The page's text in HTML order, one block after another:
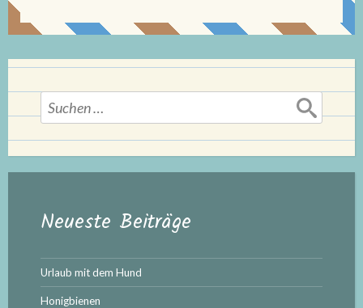
Suchen
nach:
Neueste Beiträge
Urlaub mit dem Hund
Honigbienen